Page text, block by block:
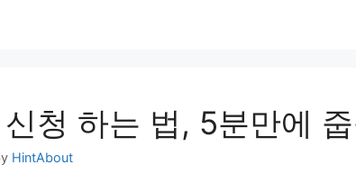
청 하는 법, 5분만에
HintAbout